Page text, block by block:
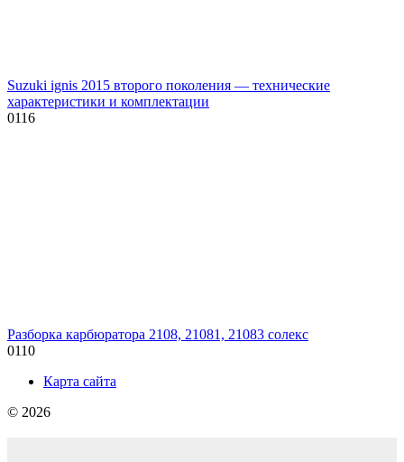
Suzuki ignis 2015 второго поколения — технические
характеристики и комплектации
0116
Разборка карбюратора 2108, 21081, 21083 солекс
0110
Карта сайта
© 2026